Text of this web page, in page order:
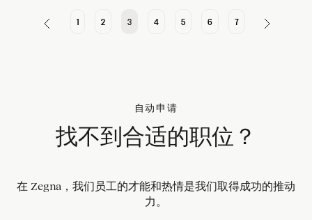
1 2 3 4 5 6 7
自动申请
找不到合适的职位？
在 Zegna，我们员工的才能和热情是我们取得成功的推动
力。